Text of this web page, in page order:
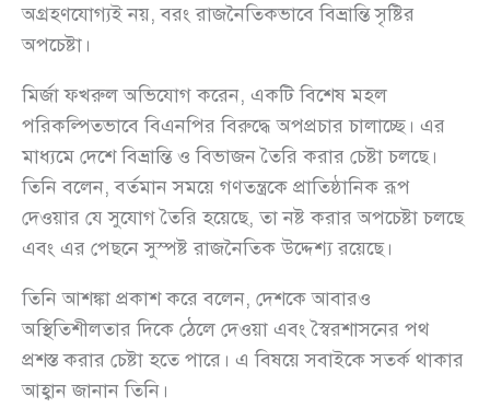
অগ্রহণযোগ্যই নয়, বরং রাজনৈতিকভাবে বিভ্রান্তি সৃষ্টির
অপচেষ্টা।
মির্জা ফখরুল অভিযোগ করেন, একটি বিশেষ মহল
পরিকল্পিতভাবে বিএনপির বিরুদ্ধে অপপ্রচার চালাচ্ছে। এর
মাধ্যমে দেশে বিভ্রান্তি ও বিভাজন তৈরি করার চেষ্টা চলছে।
তিনি বলেন, বর্তমান সময়ে গণতন্ত্রকে প্রাতিষ্ঠানিক রূপ
দেওয়ার যে সুযোগ তৈরি হয়েছে, তা নষ্ট করার অপচেষ্টা চলছে
এবং এর পেছনে সুস্পষ্ট রাজনৈতিক উদ্দেশ্য রয়েছে।
তিনি আশঙ্কা প্রকাশ করে বলেন, দেশকে আবারও
অস্থিতিশীলতার দিকে ঠেলে দেওয়া এবং স্বৈরশাসনের পথ
প্রশস্ত করার চেষ্টা হতে পারে। এ বিষয়ে সবাইকে সতর্ক থাকার
আহ্বান জানান তিনি।